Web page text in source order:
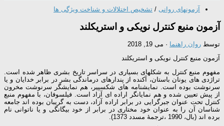
آزمونهای روانی / تشخیص اختلالات و شناخت ویژگی ها
آزمون منبع کنترل نویکی و استریکلند
توسط روان راهنما · می 19, 2018
آزمون منبع کنترل نویکی و استریکلند
مفهوم منبع کنترل به شکلهای بسیاری در سراسر تاریخ بشری ظاهر شده است.
تراژدی های یونان باستان، آکنده از پندارهای درماندگی بشر در برابر خدایان و یا
سرنوشت بوده است. نمایشنامه های شکسپیر، هم نمایشگر سرنوشت مخرون
از پیش تعیین شده و هم نمایانگر اراده ای آزاد است. فیلسوفان، با مفهوم منبع
کنترل تحت عنوان جبرگرایی در برابر اراده آزاد، دست به گریبان بوده اند جامعه
شناسان آن را به عنوان خود مختاری در برابر از خود بیگانگی و یا ناتوانی نام
برده اند (بال، 1990 ،ترجمۀ مسدد 1373).